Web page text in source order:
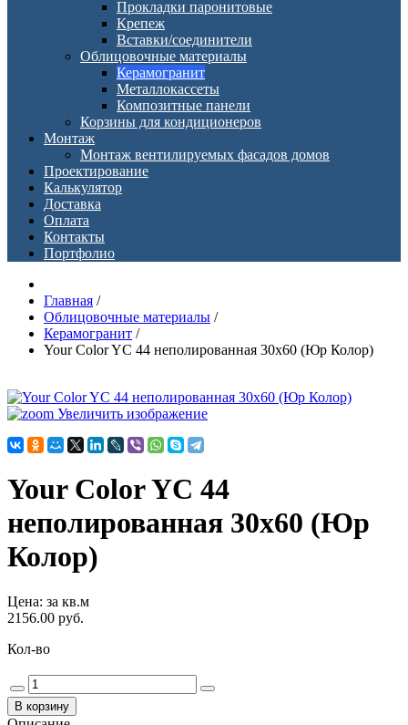
Прокладки паронитовые
Крепеж
Вставки/соединители
Облицовочные материалы
Керамогранит
Металлокассеты
Композитные панели
Корзины для кондиционеров
Монтаж
Монтаж вентилируемых фасадов домов
Проектирование
Калькулятор
Доставка
Оплата
Контакты
Портфолио
Главная /
Облицовочные материалы /
Керамогранит /
Your Color YC 44 неполированная 30х60 (Юр Колор)
Увеличить изображение
Your Color YC 44
неполированная 30х60 (Юр
Колор)
Цена: за кв.м
2156.00 руб.
Кол-во